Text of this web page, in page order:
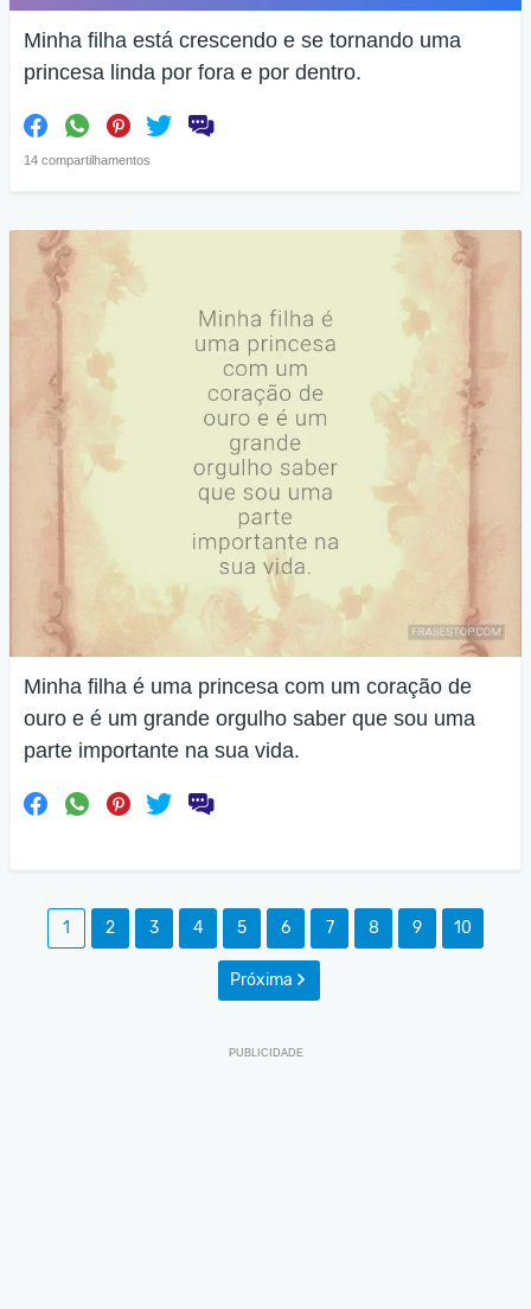
Minha filha está crescendo e se tornando uma
princesa linda por fora e por dentro.
14 compartilhamentos
Minha filha é uma princesa com um coração de
ouro e é um grande orgulho saber que sou uma
parte importante na sua vida.
1 2 3 4 5 6 7 8 9 10
Próxima